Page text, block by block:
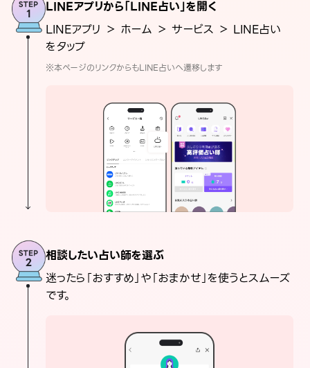
LINEアプリから「LINE占い」を開く
LINEアプリ ＞ ホーム ＞ サービス ＞ LINE占い
をタップ
※本ページのリンクからもLINE占いへ遷移します
相談したい占い師を選ぶ
迷ったら「おすすめ」や「おまかせ」を使うとスムーズ
です。